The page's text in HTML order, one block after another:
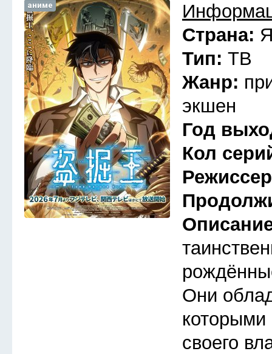
аниме
Страна:
Тип: ТВ
Жанр:
экшен
Год
Кол
Они
которыми
своего